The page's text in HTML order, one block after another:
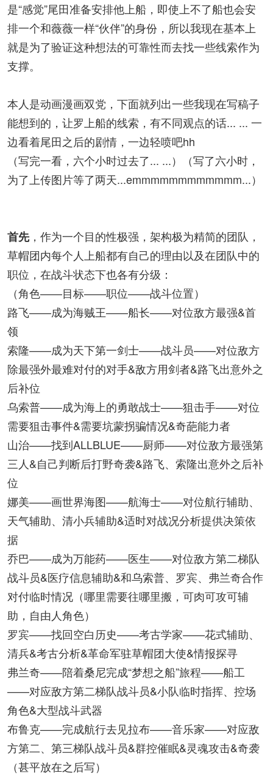
是“感觉”尾田准备安排他上船，即使上不了船也会安
排一个和薇薇一样“伙伴”的身份，所以我现在基本上
就是为了验证这种想法的可靠性而去找一些线索作为
支撑。
本人是动画漫画双党，下面就列出一些我现在写稿子
能想到的，让罗上船的线索，有不同观点的话... ... 一
边看着尾田之后的剧情，一边轻喷吧hh
（写完一看，六个小时过去了... ...）（写了六小时，
为了上传图片等了两天...emmmmmmmmmmmm...）
首先，作为一个目的性极强，架构极为精简的团队，
草帽团内每个人上船都有自己的理由以及在团队中的
职位，在战斗状态下也各有分级：
（角色——目标——职位——战斗位置）
路飞——成为海贼王——船长——对位敌方最强&首
领
索隆——成为天下第一剑士——战斗员——对位敌方
除最强外最难对付的对手&敌方用剑者&路飞出意外之
后补位
乌索普——成为海上的勇敢战士——狙击手——对位
需要狙击事件&需要坑蒙拐骗情况&奇葩能力者
山治——找到ALLBLUE——厨师——对位敌方最强第
三人&自己判断后打野奇袭&路飞、索隆出意外之后补
位
娜美——画世界海图——航海士——对位航行辅助、
天气辅助、清小兵辅助&适时对战况分析提供决策依
据
乔巴——成为万能药——医生——对位敌方第二梯队
战斗员&医疗信息辅助&和乌索普、罗宾、弗兰奇合作
对付临时情况（哪里需要往哪里搬，可肉可攻可辅
助，自由人角色）
罗宾——找回空白历史——考古学家——花式辅助、
清兵&考古分析&革命军驻草帽团大使&情报探寻
弗兰奇——陪着桑尼完成“梦想之船”旅程——船工
——对应敌方第二梯队战斗员&小队临时指挥、控场
角色&大型战斗武器
布鲁克——完成航行去见拉布——音乐家——对应敌
方第二、第三梯队战斗员&群控催眠&灵魂攻击&奇袭
（甚平放在之后写）